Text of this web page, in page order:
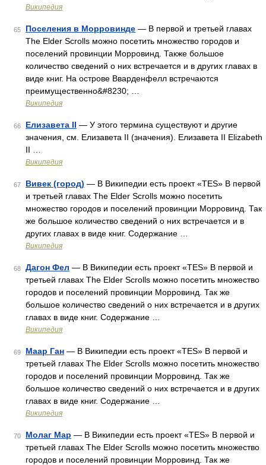
Википедия
65 Поселения в Морровинде — В первой и третьей главах
The Elder Scrolls можно посетить множество городов и
поселений провинции Морровинд. Также большое
количество сведений о них встречается и в других главах в
виде книг. На острове Вварденфелл встречаются
преимущественно&#8230; …
Википедия
66 Елизавета II — У этого термина существуют и другие
значения, см. Елизавета II (значения). Елизавета II Elizabeth
II …
Википедия
67 Вивек (город) — В Википедии есть проект «TES» В первой
и третьей главах The Elder Scrolls можно посетить
множество городов и поселений провинции Морровинд. Так
же большое количество сведений о них встречается и в
других главах в виде книг. Содержание …
Википедия
68 Дагон Фел — В Википедии есть проект «TES» В первой и
третьей главах The Elder Scrolls можно посетить множество
городов и поселений провинции Морровинд. Так же
большое количество сведений о них встречается и в других
главах в виде книг. Содержание …
Википедия
69 Маар Ган — В Википедии есть проект «TES» В первой и
третьей главах The Elder Scrolls можно посетить множество
городов и поселений провинции Морровинд. Так же
большое количество сведений о них встречается и в других
главах в виде книг. Содержание …
Википедия
70 Молаг Мар — В Википедии есть проект «TES» В первой и
третьей главах The Elder Scrolls можно посетить множество
городов и поселений провинции Морровинд. Так же